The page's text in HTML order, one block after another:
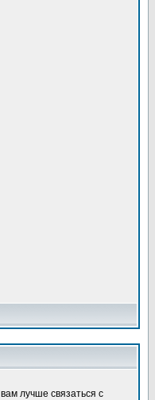
лучше связаться с